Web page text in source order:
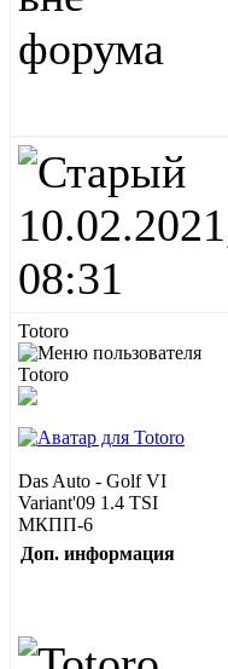
08:31
Totoro
Das Auto - Golf VI
Variant'09 1.4 TSI
МКПП-6
Доп. информация